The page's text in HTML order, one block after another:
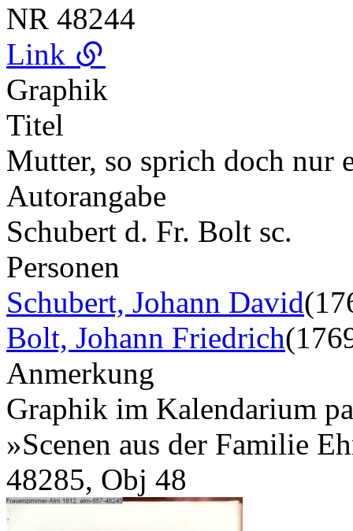
NR 48244
Link
Graphik
Titel
Mutter, so sprich doch nur
Autorangabe
Schubert d. Fr. Bolt sc.
Personen
Schubert, Johann David
Bolt, Johann Friedrich
Anmerkung
Graphik im Kalendarium
»Scenen aus der Familie
48285, Obj 48